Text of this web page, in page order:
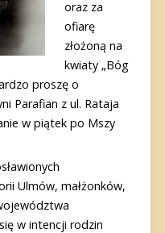
oraz za
ofiarę
złożoną na
kwiaty „Bóg
proszę o
Parafian z ul. Rataja
w piątek po Mszy
Ulmów, małżonków,
w intencji rodzin